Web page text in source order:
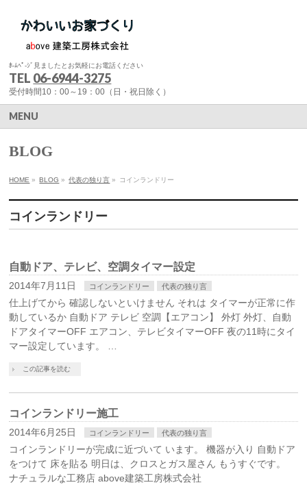
ﾎ-ﾑﾍﾟ-ｼﾞ見ましたとお気軽にお電話ください
TEL 06-6944-3275
受付時間10：00～19：00（日・祝日除く）
MENU
BLOG
HOME » BLOG » 代表の独り言 » コインランドリー
コインランドリー
自動ドア、テレビ、空調タイマー設定
2014年7月11日 コインランドリー 代表の独り言
仕上げてから 確認しないといけません それは タイマーが正常に作
動しているか 自動ドア テレビ 空調【エアコン】 外灯 外灯、自動
ドアタイマーOFF エアコン、テレビタイマーOFF 夜の11時にタイ
マー設定しています。 …
この記事を読む
コインランドリー施工
2014年6月25日 コインランドリー 代表の独り言
コインランドリーが完成に近づいて います。 機器が入り 自動ドア
をつけて 床を貼る 明日は、クロスとガス屋さん もうすぐです。
ナチュラルな工務店 above建築工房株式会社